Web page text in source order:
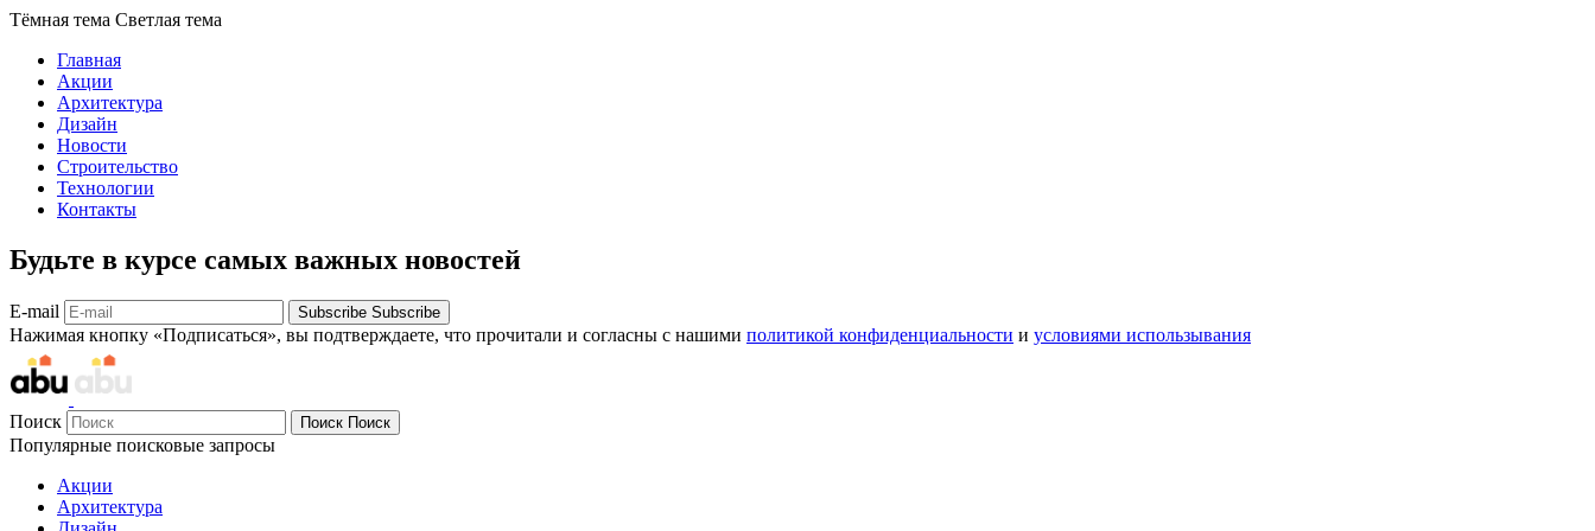
Тёмная тема Светлая тема
Главная
Акции
Архитектура
Дизайн
Новости
Строительство
Технологии
Контакты
Будьте в курсе самых важных новостей
E-mail Subscribe Subscribe
Нажимая кнопку «Подписаться», вы подтверждаете, что прочитали и согласны с нашими политикой конфиденциальности и условиями использывания
Поиск Поиск Поиск
Популярные поисковые запросы
Акции
Архитектура